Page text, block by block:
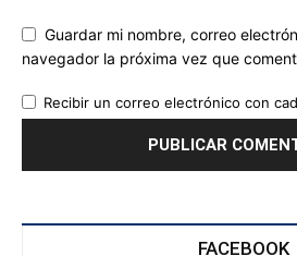
Guardar mi nombre, correo
navegador la próxima vez que
Recibir un correo electrónico con
FACEBOOK